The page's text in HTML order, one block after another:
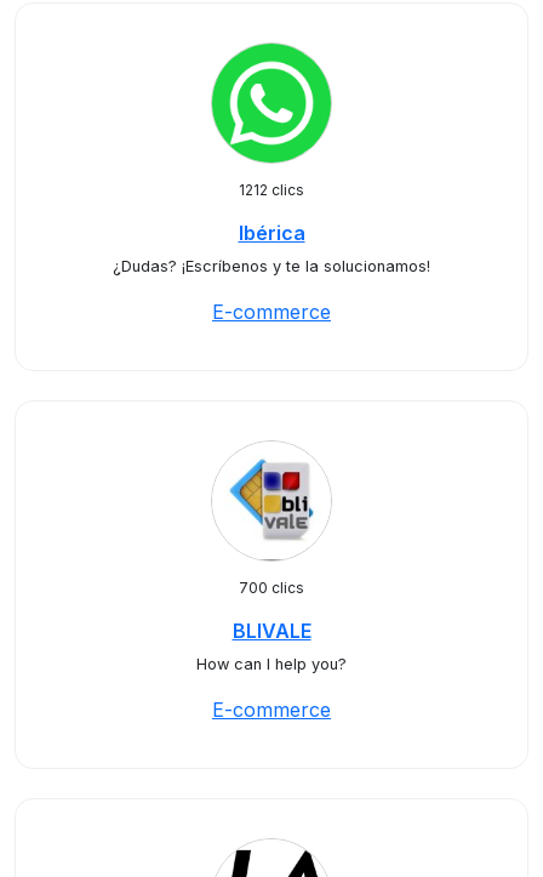
1212 clics
Ibérica
¿Dudas? ¡Escríbenos y te la solucionamos!
E-commerce
700 clics
BLIVALE
How can I help you?
E-commerce